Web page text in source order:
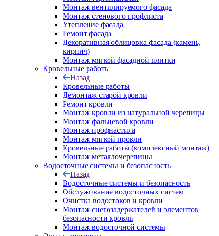
Монтаж вентилируемого фасада
Монтаж стенового профлиста
Утепление фасада
Ремонт фасада
Декоративная облицовка фасада (камень,
кирпич)
Монтаж мягкой фасадной плитки
Кровельные работы
Назад
Кровельные работы
Демонтаж старой кровли
Ремонт кровли
Монтаж кровли из натуральной черепицы
Монтаж фальцевой кровли
Монтаж профнастила
Монтаж мягкой провли
Кровельные работы (комплексный монтаж)
Монтаж металлочерепицы
Водосточные системы и безопасность
Назад
Водосточные системы и безопасность
Обслуживание водосточных систем
Очистка водостоков и кровли
Монтаж снегозадержателей и элементов
безопасности кровли
Монтаж водосточной системы